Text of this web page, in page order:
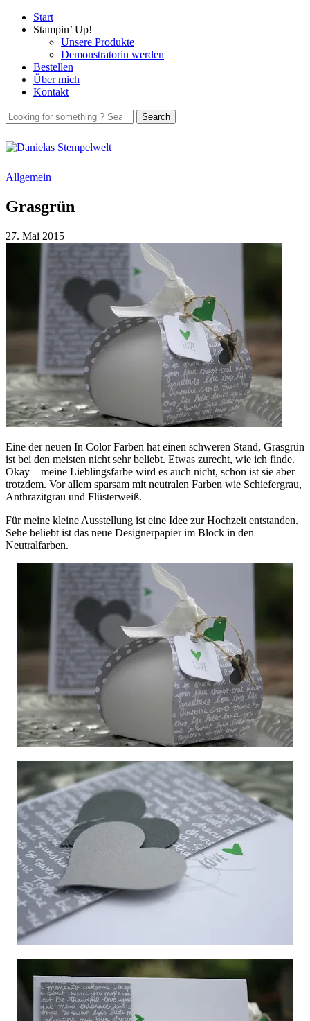
Start
Stampin’ Up!
Unsere Produkte
Demonstratorin werden
Bestellen
Über mich
Kontakt
Allgemein
Grasgrün
27. Mai 2015
Eine der neuen In Color Farben hat einen schweren Stand, Grasgrün
ist bei den meisten nicht sehr beliebt. Etwas zurecht, wie ich finde.
Okay – meine Lieblingsfarbe wird es auch nicht, schön ist sie aber
trotzdem. Vor allem sparsam mit neutralen Farben wie Schiefergrau,
Anthrazitgrau und Flüsterweiß.
Für meine kleine Ausstellung ist eine Idee zur Hochzeit entstanden.
Sehe beliebt ist das neue Designerpapier im Block in den
Neutralfarben.